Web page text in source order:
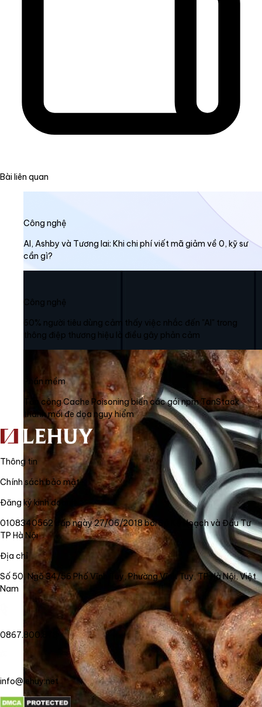
Bài liên quan
Công nghệ
AI, Ashby và Tương lai: Khi chi phí viết mã giảm về 0, kỹ sư
cần gì?
Công nghệ
60% người tiêu dùng cảm thấy việc nhắc đến "AI" trong
thông điệp thương hiệu là điều gây phản cảm
Phần mềm
Tấn công Cache Poisoning biến các gói npm TanStack
thành mối đe dọa nguy hiểm
Thông tin
Chính sách bảo mật
Đăng ký kinh doanh
0108340562 cấp ngày 27/06/2018 bởi Sở Kế Hoạch và Đầu Tư
TP Hà Nội
Địa chỉ
Số 50, Ngõ 34/56 Phố Vĩnh Tuy, Phường Vĩnh Tuy, TP Hà Nội, Việt
Nam
0867.800.878
info@lehuy.net